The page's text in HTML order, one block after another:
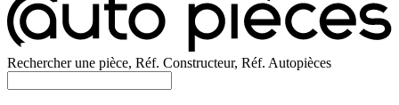
Rechercher une pièce, Réf. Constructeur, Réf. Autopièces